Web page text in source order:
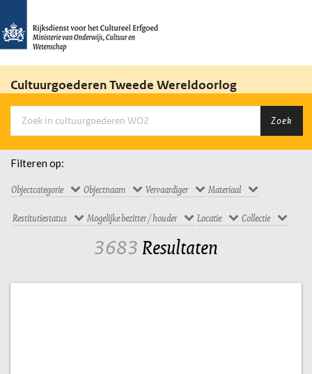
Cultuurgoederen Tweede Wereldoorlog
Zoek
Filteren op:
Objectcategorie Objectnaam Vervaardiger Materiaal
Restitutiestatus Mogelijke bezitter / houder Locatie Collectie
3683Resultaten